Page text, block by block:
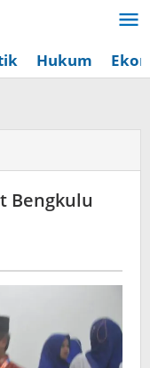
Hukum
Bengkulu